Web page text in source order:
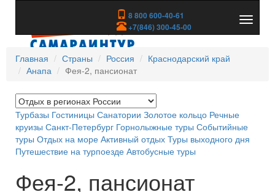
8 800 600-40-61
+7(846) 300-45-00
скрыть
Главная
Страны Россия
Краснодарский край
Анапа
Фея-2, пансионат
Турбазы Гостиницы Санатории Золотое кольцо Речные
круизы Санкт-Петербург Горнолыжные туры Событийные
туры Отдых на море Активный отдых Туры выходного дня
Путешествие на турпоезде Автобусные туры
Фея-2, пансионат